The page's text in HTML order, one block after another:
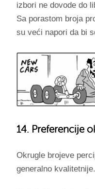
izbori ne dovode do
Sa porastom broja
su veći napori da bi
14. Preferencije
Okrugle brojeve
generalno kvalitetnije.